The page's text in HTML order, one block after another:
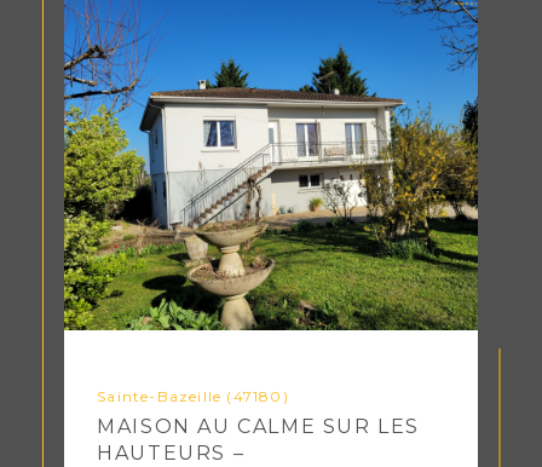
Sainte-Bazeille (47180)
MAISON AU CALME SUR LES
HAUTEURS –